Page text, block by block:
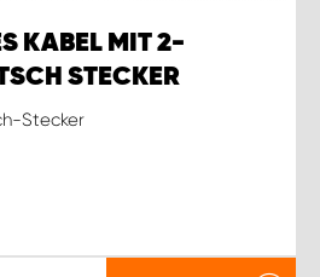
KABEL MIT 2-
STECKER
Stecker